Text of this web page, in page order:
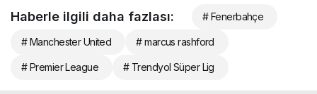
Haberle ilgili daha fazlası: # Fenerbahçe
# Manchester United # marcus rashford
# Premier League # Trendyol Süper Lig